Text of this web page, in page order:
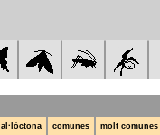
al·lòctona comunes molt comunes